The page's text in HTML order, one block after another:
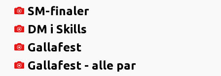
SM-finaler
DM i Skills
Gallafest
Gallafest - alle par